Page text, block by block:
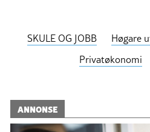
SKULE OG JOBB Høgare
Privatøkonomi
ANNONSE